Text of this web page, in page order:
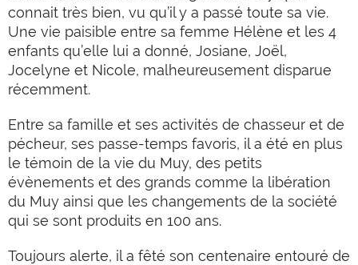
connait très bien, vu qu’il y a passé toute sa vie.
Une vie paisible entre sa femme Hélène et les 4
enfants qu’elle lui a donné, Josiane, Joël,
Jocelyne et Nicole, malheureusement disparue
récemment.
Entre sa famille et ses activités de chasseur et de
pécheur, ses passe-temps favoris, il a été en plus
le témoin de la vie du Muy, des petits
évènements et des grands comme la libération
du Muy ainsi que les changements de la société
qui se sont produits en 100 ans.
Toujours alerte, il a fêté son centenaire entouré de